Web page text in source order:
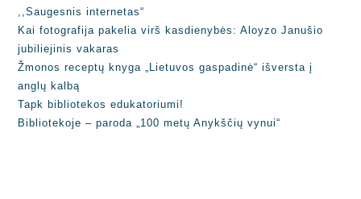
,,Saugesnis internetas“
Kai fotografija pakelia virš kasdienybės: Aloyzo Janušio
jubiliejinis vakaras
Žmonos receptų knyga „Lietuvos gaspadinė“ išversta į
anglų kalbą
Tapk bibliotekos edukatoriumi!
Bibliotekoje – paroda „100 metų Anykščių vynui“